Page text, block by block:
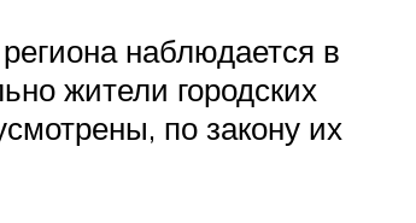
наблюдается в
жители городских
по закону их